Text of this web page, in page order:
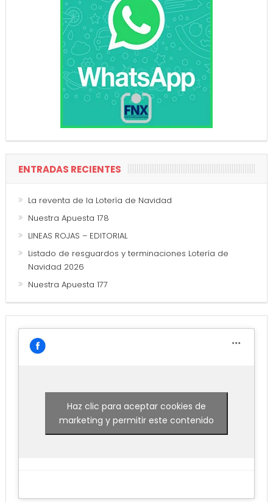
ENTRADAS RECIENTES
La reventa de la Lotería de Navidad
Nuestra Apuesta 178
LINEAS ROJAS – EDITORIAL
Listado de resguardos y terminaciones Lotería de
Navidad 2026
Nuestra Apuesta 177
Haz clic para aceptar cookies de
marketing y permitir este contenido